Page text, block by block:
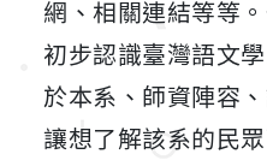
網、相關連結等等
初步認識臺灣語文
於本系、師資陣容
讓想了解該系的民